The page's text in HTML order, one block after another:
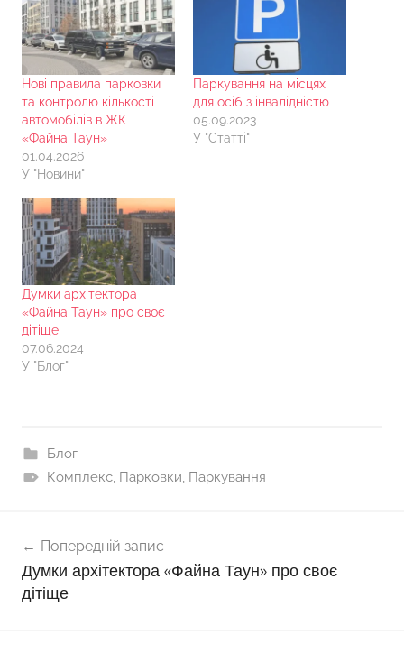
Нові правила парковки
та контролю кількості
автомобілів в ЖК
«Файна Таун»
01.04.2026
У "Новини"
Паркування на місцях
для осіб з інвалідністю
05.09.2023
У "Статті"
Думки архітектора
«Файна Таун» про своє
дітіще
07.06.2024
У "Блог"
Блог
Комплекс, Парковки, Паркування
записів
Попередній запис
Думки архітектора «Файна Таун» про своє
дітіще